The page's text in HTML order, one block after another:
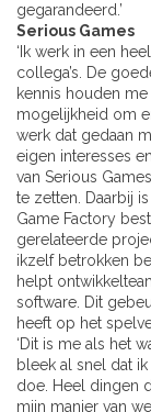
gegarandeerd.’
Serious Games
‘Ik werk in een
collega’s. De
kennis houden
mogelijkheid om
werk dat gedaan
eigen interesses
van Serious Games
te zetten. Daarbij
Game Factory
gerelateerde
ikzelf betrokken
helpt
software. Dit
heeft op het
‘Dit is me als het
bleek al snel dat ik
doe. Heel dingen
mijn manier van